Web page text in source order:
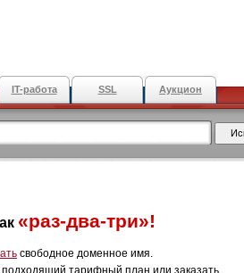
IT-работа SSL Аукцион
«раз-два-три»!
свободное доменное имя.
подходящий тарифный план или заказать